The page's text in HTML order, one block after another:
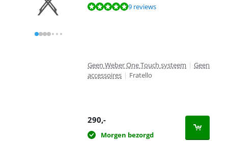
Beoordeling is 9,5 van de 10, gebaseerd op 9 reviews.
9 reviews
Geen Weber One Touch systeem | Geen
accessoires | Fratello
290,-
Morgen bezorgd